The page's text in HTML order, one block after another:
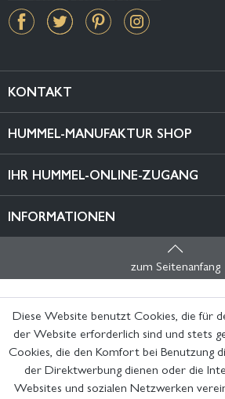
KONTAKT
HUMMEL-MANUFAKTUR SHOP
IHR HUMMEL-ONLINE-ZUGANG
INFORMATIONEN
zum Seitenanfang
Diese Website benutzt Cookies, die für
der Website erforderlich sind und stets
Cookies, die den Komfort bei Benutzung
der Direktwerbung dienen oder die
Websites und sozialen Netzwerken